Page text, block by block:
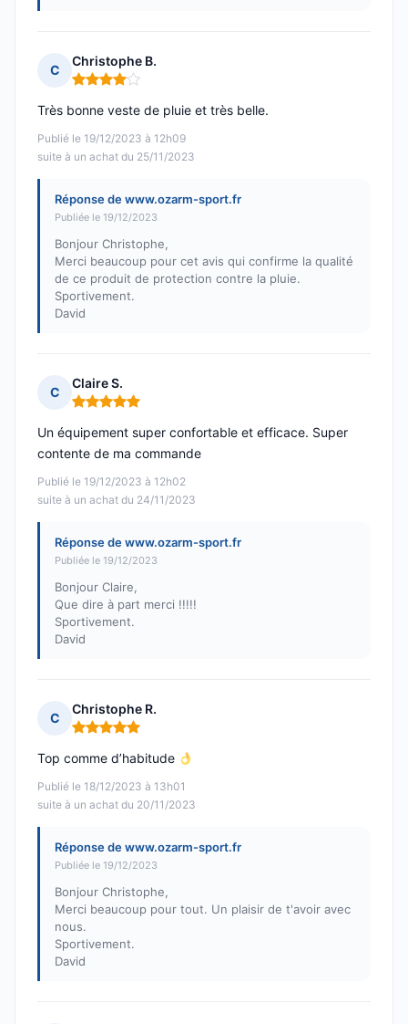
C
Christophe B.
Note : 4 sur 5
Publié le 19/12/2023 à 12h09
suite à un achat du 25/11/2023
Très bonne veste de pluie et très belle.
Réponse de www.ozarm-sport.fr
Publiée le 19/12/2023
Bonjour Christophe,
Merci beaucoup pour cet avis qui confirme la qualité
de ce produit de protection contre la pluie.
Sportivement.
David
C
Claire S.
Note : 5 sur 5
Publié le 19/12/2023 à 12h02
suite à un achat du 24/11/2023
Un équipement super confortable et efficace. Super
contente de ma commande
Réponse de www.ozarm-sport.fr
Publiée le 19/12/2023
Bonjour Claire,
Que dire à part merci !!!!!
Sportivement.
David
C
Christophe R.
Note : 5 sur 5
Publié le 18/12/2023 à 13h01
suite à un achat du 20/11/2023
Top comme d’habitude
Réponse de www.ozarm-sport.fr
Publiée le 19/12/2023
Bonjour Christophe,
Merci beaucoup pour tout. Un plaisir de t'avoir avec
nous.
Sportivement.
David